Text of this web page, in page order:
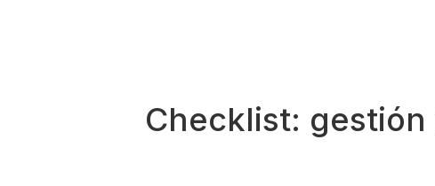
Checklist: